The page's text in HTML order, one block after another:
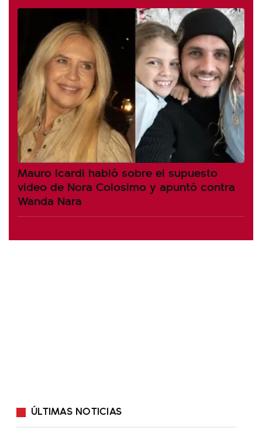
Mauro Icardi habló sobre el supuesto
video de Nora Colosimo y apuntó contra
Wanda Nara
ÚLTIMAS NOTICIAS